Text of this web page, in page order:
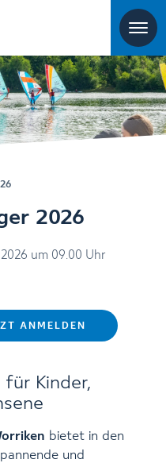
2026
um 09.00 Uhr
ANMELDEN
Kinder,
bietet in den
und